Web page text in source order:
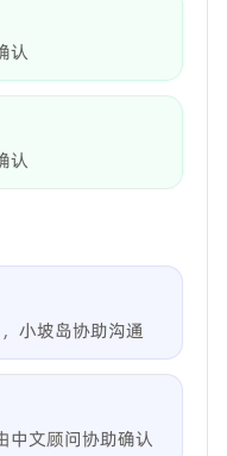
认
认
小坡岛协助沟通
中文顾问协助确认